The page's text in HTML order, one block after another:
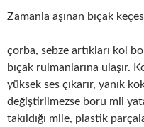
Zamanla aşınan bıçak
çorba, sebze artıkları kol
bıçak rulmanlarına ulaşır.
yüksek ses çıkarır, yanık
değiştirilmezse boru mil
takıldığı mile, plastik